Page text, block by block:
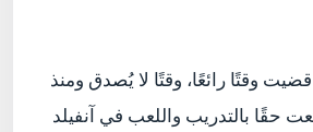
وقتًا رائعًا، وقتًا لا يُصدق ومنذ
حقًا بالتدريب واللعب في آنفيلد